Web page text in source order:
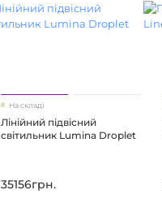
На складі
Лінійний підвісний
світильник Lumina Droplet
35156грн.